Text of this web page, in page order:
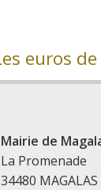
Mairie de
La Promenade
34480 MAGALAS